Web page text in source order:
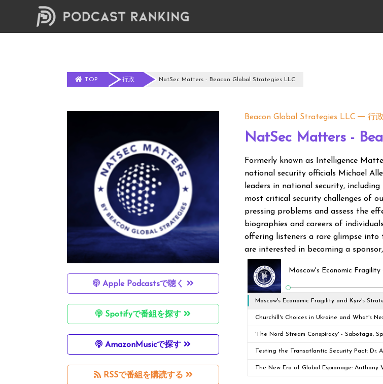
TOP 行政 NatSec Matters - Beacon Global Strategies LLC
Apple Podcastsで聴く
Spotifyで番組を探す
AmazonMusicで探す
RSSで番組を購読する
Beacon Global Strategies LLC 行政
NatSec Matters -
Formerly known as Intelligence
national security officials Michael
leaders in national security,
most critical security challenges of
pressing problems and assess the
biographies and careers of
offering listeners a rare glimpse into
are interested in becoming a
Moscow's Economic
Moscow's Economic Fragility and Kyiv's
Churchill's Choices in Ukraine and What's
'The Nord Stream Conspiracy' - Sabotage,
Testing the Transatlantic Security Pact: Dr.
The New Era of Global Espionage: Anthony